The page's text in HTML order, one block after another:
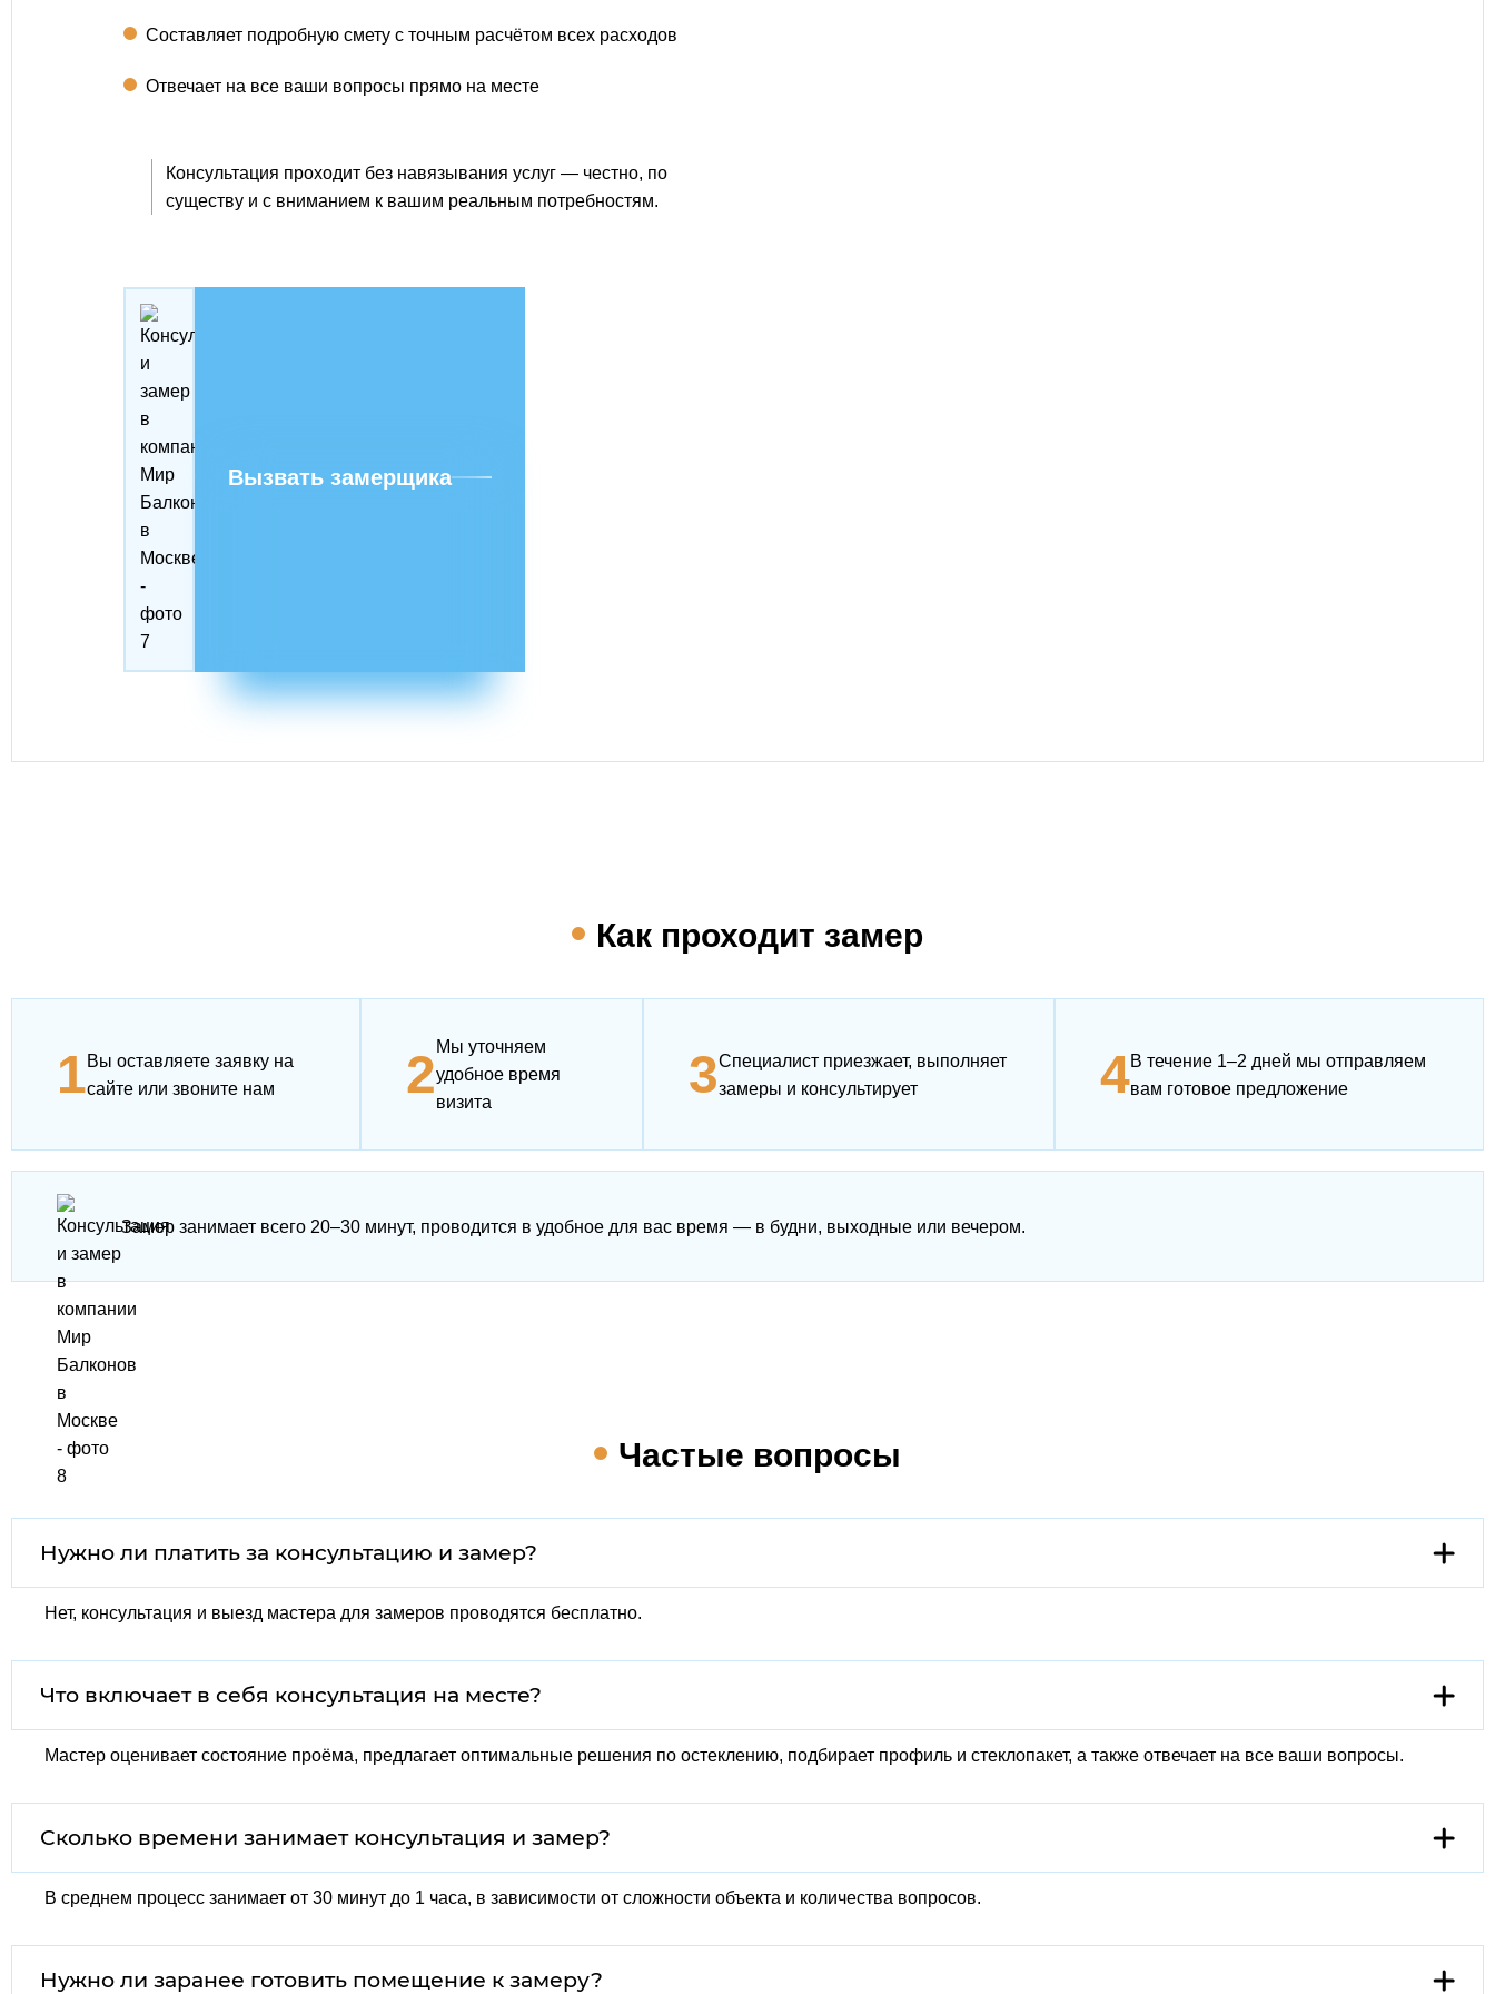
Составляет подробную смету с точным расчётом всех расходов
Отвечает на все ваши вопросы прямо на месте
Консультация проходит без навязывания услуг — честно, по
существу и с вниманием к вашим реальным потребностям.
Вызвать замерщика
Как проходит замер
1Вы оставляете заявку на
сайте или звоните нам
2Мы уточняем
удобное время
визита
3Специалист приезжает, выполняет
замеры и консультирует
4В течение 1–2 дней мы отправляем
вам готовое предложение
Замер занимает всего 20–30 минут, проводится в удобное для вас время — в будни, выходные или вечером.
Частые вопросы
Нужно ли платить за консультацию и замер?
Нет, консультация и выезд мастера для замеров проводятся бесплатно.
Что включает в себя консультация на месте?
Мастер оценивает состояние проёма, предлагает оптимальные решения по остеклению, подбирает профиль и стеклопакет, а также отвечает на все ваши вопросы.
Сколько времени занимает консультация и замер?
В среднем процесс занимает от 30 минут до 1 часа, в зависимости от сложности объекта и количества вопросов.
Нужно ли заранее готовить помещение к замеру?